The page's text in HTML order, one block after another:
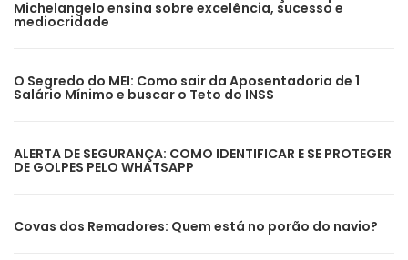
Michelangelo ensina sobre excelência, sucesso e
mediocridade
O Segredo do MEI: Como sair da Aposentadoria de 1
Salário Mínimo e buscar o Teto do INSS
ALERTA DE SEGURANÇA: COMO IDENTIFICAR E SE PROTEGER
DE GOLPES PELO WHATSAPP
Covas dos Remadores: Quem está no porão do navio?